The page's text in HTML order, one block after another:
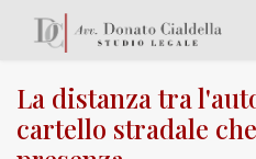
La distanza tra
cartello stradale